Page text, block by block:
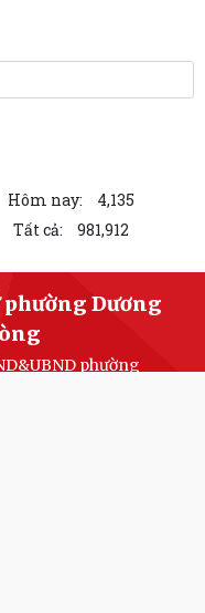
bộ giải quyết thủ tục hành
số nhiệm vụ trong lĩnh vực
tuyến về đẩy nhanh tiến độ
chi bộ thường kỳ (mẫu)